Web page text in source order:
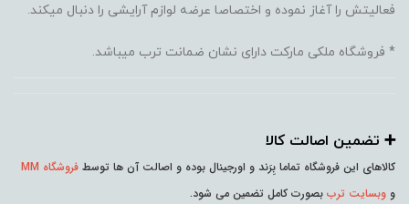
فعالیتش را آغاز نموده و اختصاصا عرضه لوازم آرایشی را دنبال میکند.
* فروشگاه ملکی مارکت دارای نشان ضمانت ترب میباشد.
➕️ تضمین اصالت کالا
کالاهای این فروشگاه تماما بِرَند و اورجینال بوده و اصالت آن ها توسط فروشگاه MM
و وبسایت ترب بصورت کامل تضمین می شود.